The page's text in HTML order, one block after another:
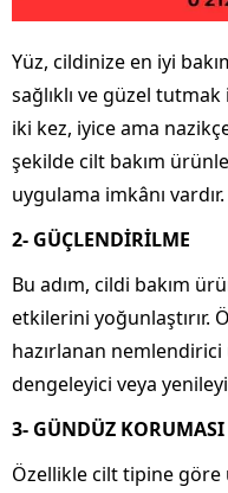
Yüz, cildinize en iyi
sağlıklı ve güzel
iki kez, iyice ama
şekilde cilt bakım
uygulama imkânı vardır.
2- GÜÇLENDİRİLME
Bu adım, cildi bakım
etkilerini yoğunlaştırır.
hazırlanan nemlendirici
dengeleyici veya
3- GÜNDÜZ KORUMASI
Özellikle cilt tipine göre